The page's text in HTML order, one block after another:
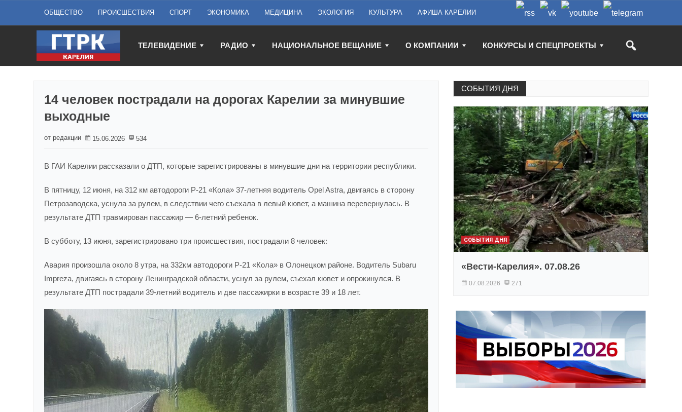
ОБЩЕСТВО ПРОИСШЕСТВИЯ СПОРТ ЭКОНОМИКА МЕДИЦИНА ЭКОЛОГИЯ КУЛЬТУРА АФИША КАРЕЛИИ
ТЕЛЕВИДЕНИЕ РАДИО НАЦИОНАЛЬНОЕ ВЕЩАНИЕ О КОМПАНИИ КОНКУРСЫ И СПЕЦПРОЕКТЫ
14 человек пострадали на дорогах Карелии за минувшие
выходные
от редакции 15.06.2026 534
В ГАИ Карелии рассказали о ДТП, которые зарегистрированы в минувшие дни на территории республики.
В пятницу, 12 июня, на 312 км автодороги Р-21 «Кола» 37-летняя водитель Opel Astra, двигаясь в сторону
Петрозаводска, уснула за рулем, в следствии чего съехала в левый кювет, а машина перевернулась. В
результате ДТП травмирован пассажир — 6-летний ребенок.
В субботу, 13 июня, зарегистрировано три происшествия, пострадали 8 человек:
Авария произошла около 8 утра, на 332км автодороги Р-21 «Кола» в Олонецком районе. Водитель Subaru
Impreza, двигаясь в сторону Ленинградской области, уснул за рулем, съехал кювет и опрокинулся. В
результате ДТП пострадали 39-летний водитель и две пассажирки в возрасте 39 и 18 лет.
СОБЫТИЯ ДНЯ
СОБЫТИЯ ДНЯ
«Вести-Карелия». 07.08.26
07.08.2026 271